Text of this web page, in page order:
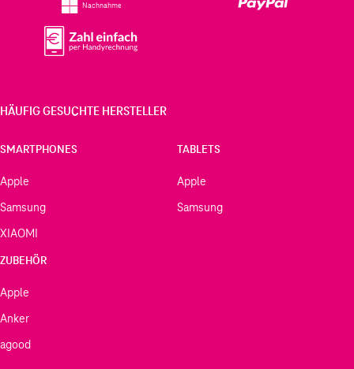
Nachnahme
HÄUFIG GESUCHTE HERSTELLER
SMARTPHONES
Apple
Samsung
XIAOMI
TABLETS
Apple
Samsung
ZUBEHÖR
Apple
Anker
agood